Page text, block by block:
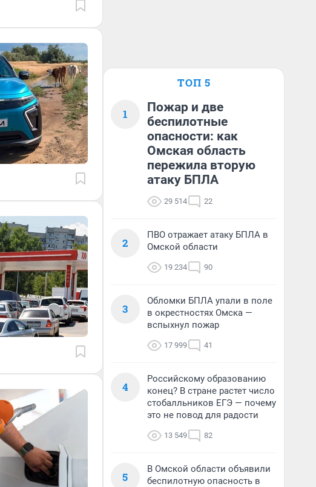
ТОП 5
1
Пожар и две
беспилотные
опасности: как
Омская область
пережила вторую
атаку БПЛА
29 514 22
2
ПВО отражает атаку БПЛА в
Омской области
19 234 90
3
Обломки БПЛА упали в поле
в окрестностях Омска —
вспыхнул пожар
17 999 41
4
Российскому образованию
конец? В стране растет число
стобалльников ЕГЭ — почему
это не повод для радости
13 549 82
5
В Омской области объявили
беспилотную опасность в